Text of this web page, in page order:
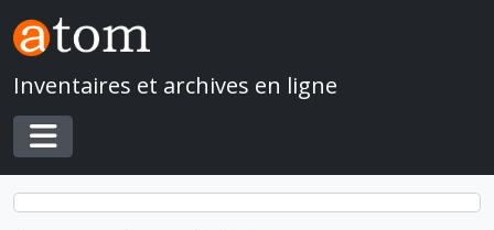
Skip to main content
Inventaires et archives en ligne
Toggle navigation